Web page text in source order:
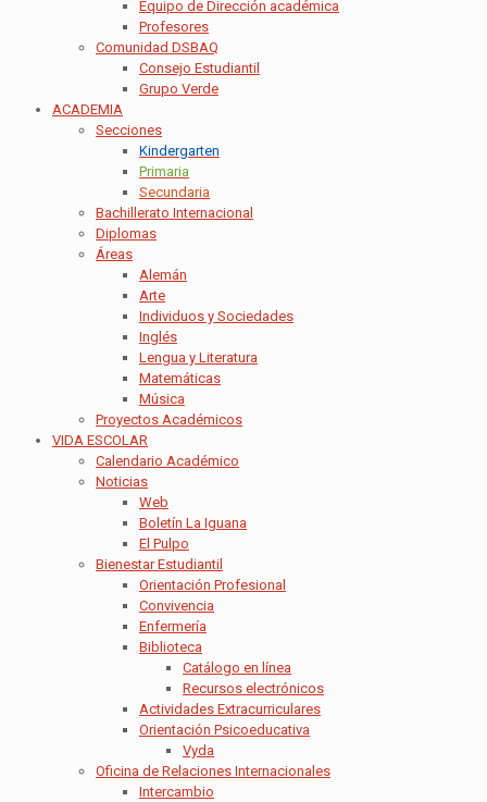
Equipo de Dirección académica
Profesores
Comunidad DSBAQ
Consejo Estudiantil
Grupo Verde
ACADEMIA
Secciones
Kindergarten
Primaria
Secundaria
Bachillerato Internacional
Diplomas
Áreas
Alemán
Arte
Individuos y Sociedades
Inglés
Lengua y Literatura
Matemáticas
Música
Proyectos Académicos
VIDA ESCOLAR
Calendario Académico
Noticias
Web
Boletín La Iguana
El Pulpo
Bienestar Estudiantil
Orientación Profesional
Convivencia
Enfermería
Biblioteca
Catálogo en línea
Recursos electrónicos
Actividades Extracurriculares
Orientación Psicoeducativa
Vyda
Oficina de Relaciones Internacionales
Intercambio